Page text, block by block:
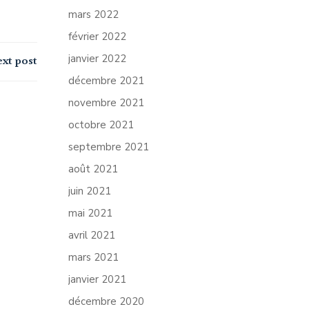
post
mars 2022
février 2022
janvier 2022
décembre 2021
novembre 2021
octobre 2021
septembre 2021
août 2021
juin 2021
mai 2021
avril 2021
mars 2021
janvier 2021
décembre 2020